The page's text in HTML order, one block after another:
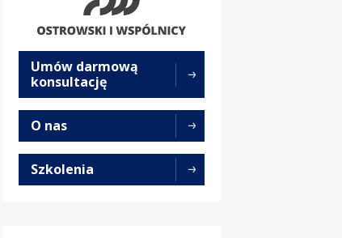
Umów darmową
konsultację
O nas
Szkolenia